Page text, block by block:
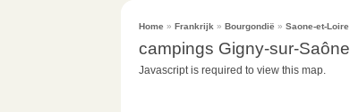
Home » Frankrijk » Bourgondië » Saone-et-Loire
campings Gigny-sur-Saône
Javascript is required to view this map.